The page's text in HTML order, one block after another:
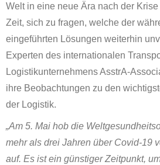
Welt in eine neue Ära nach der
Zeit, sich zu fragen, welche der
eingeführten Lösungen weiterhin
Experten des internationalen
Logistikunternehmens AsstrA-
ihre Beobachtungen zu den
der Logistik.
„Am 5. Mai hob die
mehr als drei Jahren über Covid-19
auf. Es ist ein günstiger Zeitpunkt,